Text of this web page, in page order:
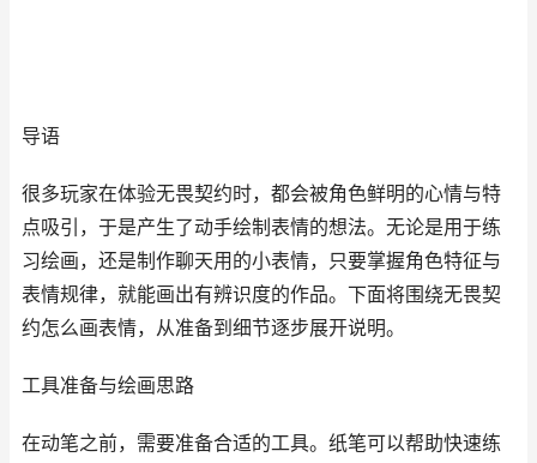
导语
很多玩家在体验无畏契约时，都会被角色鲜明的心情与特
点吸引，于是产生了动手绘制表情的想法。无论是用于练
习绘画，还是制作聊天用的小表情，只要掌握角色特征与
表情规律，就能画出有辨识度的作品。下面将围绕无畏契
约怎么画表情，从准备到细节逐步展开说明。
工具准备与绘画思路
在动笔之前，需要准备合适的工具。纸笔可以帮助快速练